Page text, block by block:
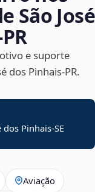
São José
e suporte
dos Pinhais‑PR.
dos Pinhais-SE
Aviação